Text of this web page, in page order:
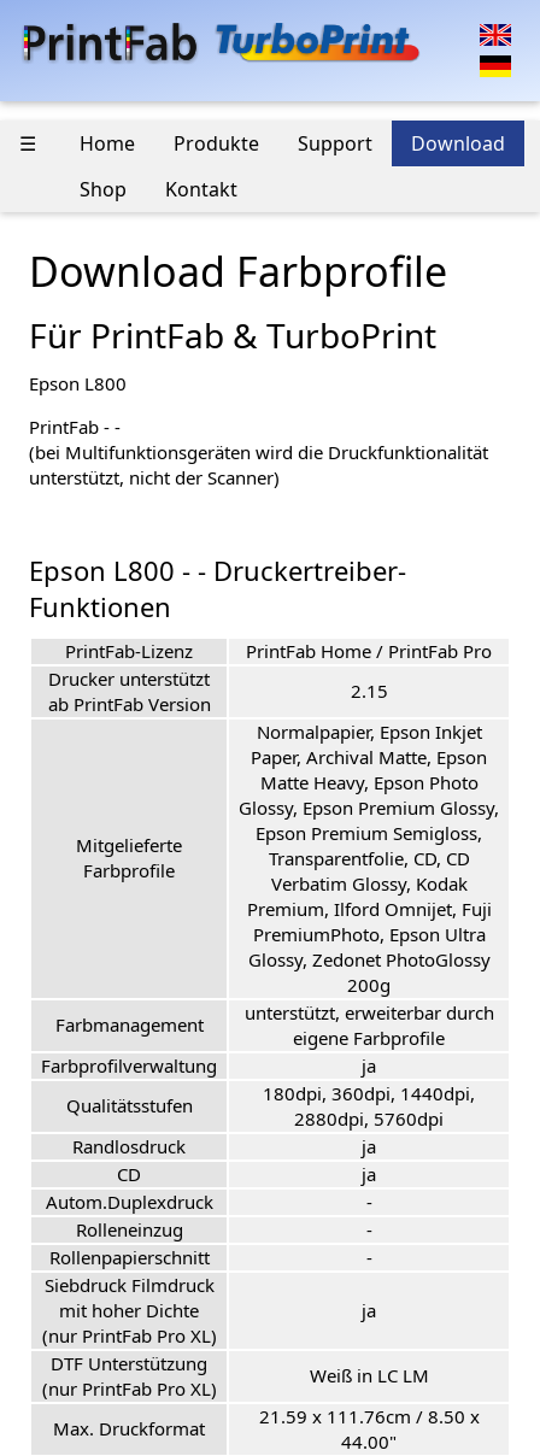
☰ Home Produkte Support
Download
Shop
Kontakt
Download Farbprofile
Für PrintFab & TurboPrint
Epson L800
PrintFab - -
(bei Multifunktionsgeräten wird die Druckfunktionalität
unterstützt, nicht der Scanner)
Epson L800 - - Druckertreiber-
Funktionen
PrintFab-Lizenz
PrintFab Home / PrintFab Pro
Drucker unterstützt
ab PrintFab Version
2.15
Mitgelieferte
Farbprofile
Normalpapier, Epson Inkjet
Paper, Archival Matte, Epson
Matte Heavy, Epson Photo
Glossy, Epson Premium Glossy,
Epson Premium Semigloss,
Transparentfolie, CD, CD
Verbatim Glossy, Kodak
Premium, Ilford Omnijet, Fuji
PremiumPhoto, Epson Ultra
Glossy, Zedonet PhotoGlossy
200g
Farbmanagement
unterstützt, erweiterbar durch
eigene Farbprofile
Farbprofilverwaltung
ja
Qualitätsstufen
180dpi, 360dpi, 1440dpi,
2880dpi, 5760dpi
Randlosdruck
ja
CD
ja
Autom.Duplexdruck
-
Rolleneinzug
-
Rollenpapierschnitt
-
Siebdruck Filmdruck
mit hoher Dichte
(nur PrintFab Pro XL)
ja
DTF Unterstützung
(nur PrintFab Pro XL)
Weiß in LC LM
Max. Druckformat
21.59 x 111.76cm / 8.50 x
44.00"